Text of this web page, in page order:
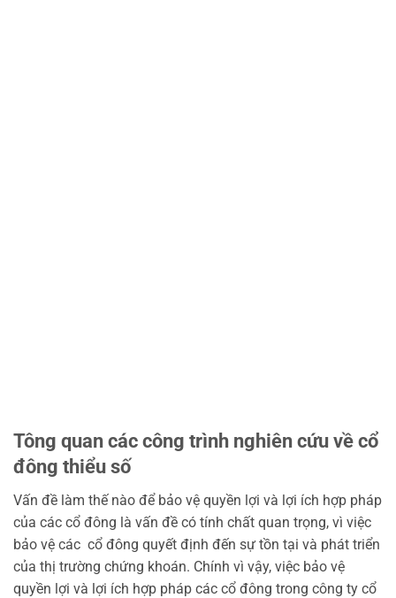
Tông quan các công trình nghiên cứu về cổ
đông thiểu số
Vấn đề làm thế nào để bảo vệ quyền lợi và lợi ích hợp pháp
của các cổ đông là vấn đề có tính chất quan trọng, vì việc
bảo vệ các cổ đông quyết định đến sự tồn tại và phát triển
của thị trường chứng khoán. Chính vì vậy, việc bảo vệ
quyền lợi và lợi ích hợp pháp các cổ đông trong công ty cổ